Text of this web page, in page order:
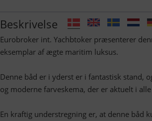
Beskrivelse
Eurobroker int. Yachbtoker præsenterer
eksemplar af ægte maritim luksus.
Denne båd er i yderst er i fantastisk stand,
og moderne farveskema, der er aktuelt i
En kraftig understregning er, at denne båd